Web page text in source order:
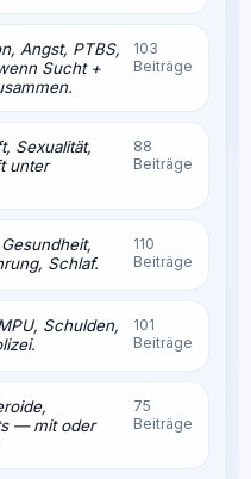
Angst, PTBS,
Sucht +
103
Beiträge
Sexualität,
unter
88
Beiträge
Schlaf.
110
Beiträge
Schulden,
101
Beiträge
— mit oder
75
Beiträge